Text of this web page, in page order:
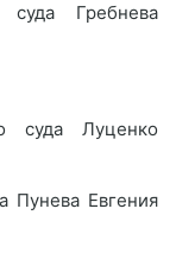
суда Гребнева
суда Луценко
Пунева Евгения